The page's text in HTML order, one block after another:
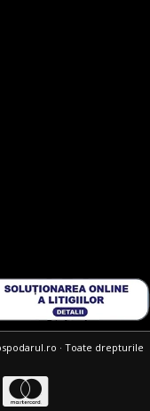
· Toate drepturile